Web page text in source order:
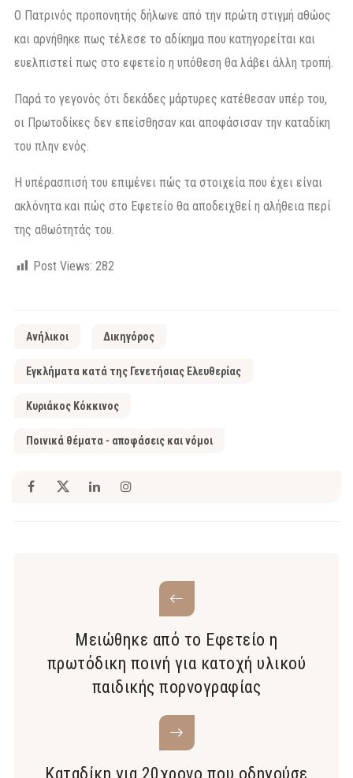
Ο Πατρινός προπονητής δήλωνε από την πρώτη στιγμή αθώος
και αρνήθηκε πως τέλεσε το αδίκημα που κατηγορείται και
ευελπιστεί πως στο εφετείο η υπόθεση θα λάβει άλλη τροπή.
Παρά το γεγονός ότι δεκάδες μάρτυρες κατέθεσαν υπέρ του,
οι Πρωτοδίκες δεν επείσθησαν και αποφάσισαν την καταδίκη
του πλην ενός.
Η υπέρασπισή του επιμένει πώς τα στοιχεία που έχει είναι
ακλόνητα και πώς στο Εφετείο θα αποδειχθεί η αλήθεια περί
της αθωότητάς του.
Post Views: 282
Ανήλικοι Δικηγόρος
Εγκλήματα κατά της Γενετήσιας Ελευθερίας
Κυριάκος Κόκκινος
Ποινικά θέματα - αποφάσεις και νόμοι
Μειώθηκε από το Εφετείο η
πρωτόδικη ποινή για κατοχή υλικού
παιδικής πορνογραφίας
Καταδίκη για 20χρονο που οδηγούσε